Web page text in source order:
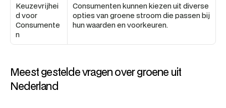
Keuzevrijhei
d voor
Consumente
n
Consumenten kunnen kiezen uit diverse
opties van groene stroom die passen bij
hun waarden en voorkeuren.
Meest gestelde vragen over groene uit
Nederland